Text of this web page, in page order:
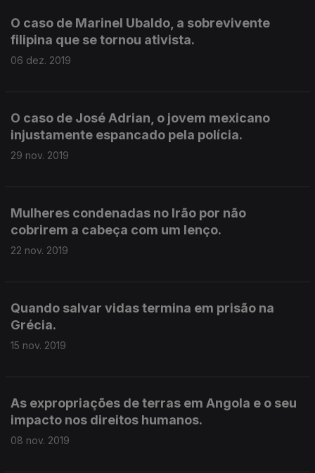
O caso de Marinel Ubaldo, a sobrevivente
filipina que se tornou ativista.
06 dez. 2019
O caso de José Adrian, o jovem mexicano
injustamente espancado pela polícia.
29 nov. 2019
Mulheres condenadas no Irão por não
cobrirem a cabeça com um lenço.
22 nov. 2019
Quando salvar vidas termina em prisão na
Grécia.
15 nov. 2019
As expropriações de terras em Angola e o seu
impacto nos direitos humanos.
08 nov. 2019